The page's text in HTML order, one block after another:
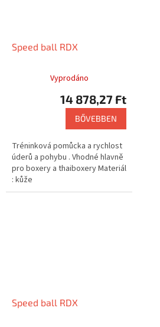
Speed ball RDX
Vyprodáno
14 878,27 Ft
BŐVEBBEN
Tréninková pomůcka a rychlost
úderů a pohybu . Vhodné hlavně
pro boxery a thaiboxery Materiál
: kůže
Speed ball RDX